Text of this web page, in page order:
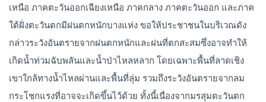
เหนือ ภาคตะวันออกเฉียงเหนือ ภาคกลาง ภาคตะวันออก และภาค
ใต้ฝั่งตะวันตกมีฝนตกหนักบางแห่ง ขอให้ประชาชนในบริเวณดัง
กล่าวระวังอันตรายจากฝนตกหนักและฝนที่ตกสะสมซึ่งอาจทำให้
เกิดน้ำท่วมฉับพลันและน้ำป่าไหลหลาก โดยเฉพาะพื้นที่ลาดเชิง
เขาใกล้ทางน้ำไหลผ่านและพื้นที่ลุ่ม รวมถึงระวังอันตรายจากลม
กระโชกแรงที่อาจจะเกิดขึ้นไว้ด้วย ทั้งนี้เนื่องจากมรสุมตะวันตก